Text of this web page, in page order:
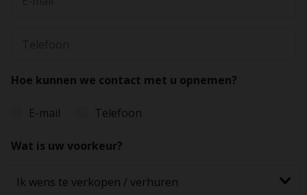
Hoe kunnen we contact met u opnemen?
E-mail Telefoon
Wat is uw voorkeur?